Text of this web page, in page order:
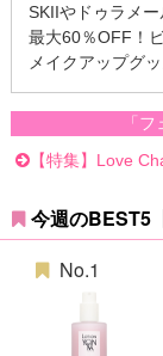
SKIIやドゥラメ
最大60％OFF！
メイクアップグ
「
【特集】Love
今週のBEST5
No.1